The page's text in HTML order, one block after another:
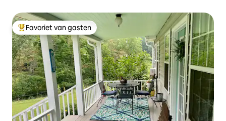
Topfavoriet van gasten
Favoriet van gasten